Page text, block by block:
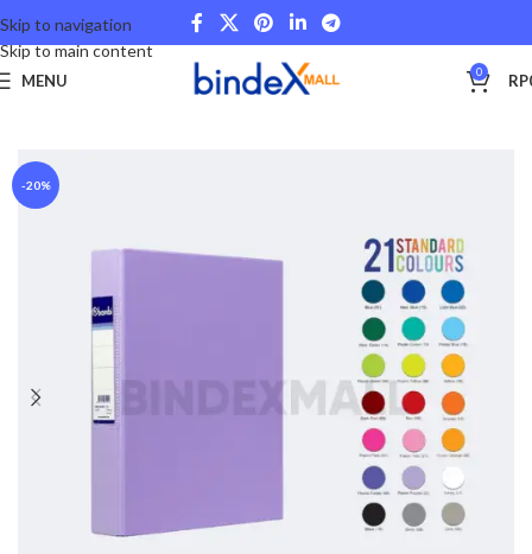
Skip to navigation
Skip to main content
MENU 0 RP
Beranda
-20%